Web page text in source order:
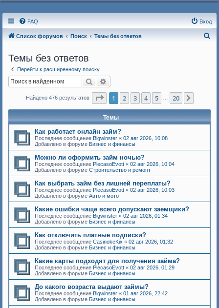
FAQ Вход
Список форумов Поиск Темы без ответов
Темы без ответов
Перейти к расширенному поиску
Поиск
Найдено 476 результатов Страница из 20
1 2 3 4 5 20
Темы
Как работает онлайн займ?
Последнее сообщение Bigwinster « 02 авг 2026, 10:08
Добавлено в форуме Бизнес и финансы
Можно ли оформить займ ночью?
Последнее сообщение PlecasoEvott « 02 авг 2026, 10:04
Добавлено в форуме Строительство и ремонт
Как выбрать займ без лишней переплаты?
Последнее сообщение PlecasoEvott « 02 авг 2026, 10:03
Добавлено в форуме Авто и мото
Какие ошибки чаще всего допускают заемщики?
Последнее сообщение Bigwinster « 02 авг 2026, 01:34
Добавлено в форуме Бизнес и финансы
Как отключить платные подписки?
Последнее сообщение CasinokeKix « 02 авг 2026, 01:32
Добавлено в форуме Бизнес и финансы
Какие карты подходят для получения займа?
Последнее сообщение PlecasoEvott « 02 авг 2026, 01:29
Добавлено в форуме Бизнес и финансы
До какого возраста выдают займы?
Последнее сообщение Bigwinster « 01 авг 2026, 22:42
Добавлено в форуме Бизнес и финансы